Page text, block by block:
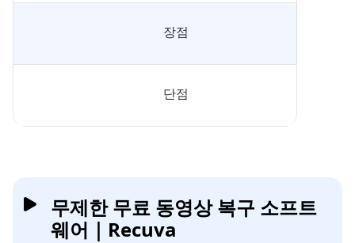
장점
단점
무제한 무료 동영상 복구 소프트
웨어｜Recuva